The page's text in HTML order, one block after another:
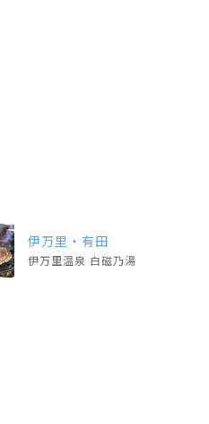
伊万里・有田
伊万里温泉 白磁乃湯